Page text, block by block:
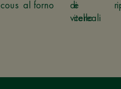
cous
e
cereali
al forno
di
vitello